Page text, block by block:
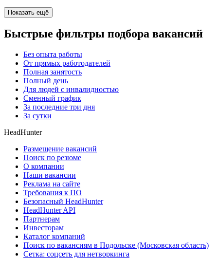
Показать ещё
Быстрые фильтры подбора вакансий
Без опыта работы
От прямых работодателей
Полная занятость
Полный день
Для людей с инвалидностью
Сменный график
За последние три дня
За сутки
HeadHunter
Размещение вакансий
Поиск по резюме
О компании
Наши вакансии
Реклама на сайте
Требования к ПО
Безопасный HeadHunter
HeadHunter API
Партнерам
Инвесторам
Каталог компаний
Поиск по вакансиям в Подольске (Московская область)
Сетка: соцсеть для нетворкинга